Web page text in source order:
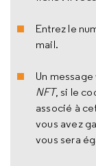
Entrez le
mail.
Un
NFT, si le
associé à
vous avez
vous sera